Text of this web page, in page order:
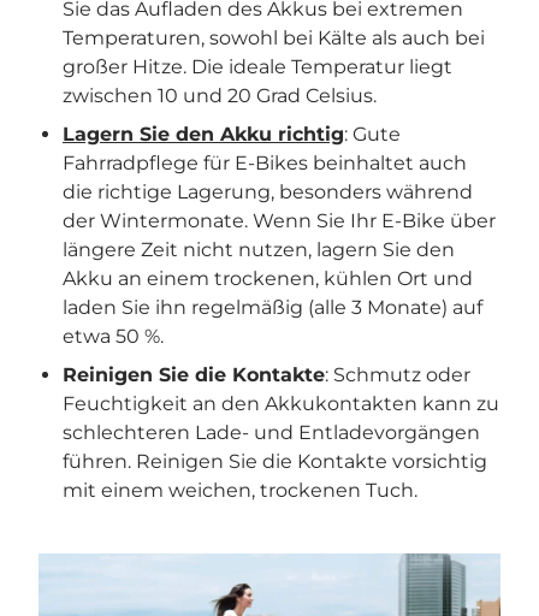
Sie das Aufladen des Akkus bei extremen
Temperaturen, sowohl bei Kälte als auch bei
großer Hitze. Die ideale Temperatur liegt
zwischen 10 und 20 Grad Celsius.
Lagern Sie den Akku richtig: Gute
Fahrradpflege für E-Bikes beinhaltet auch
die richtige Lagerung, besonders während
der Wintermonate. Wenn Sie Ihr E-Bike über
längere Zeit nicht nutzen, lagern Sie den
Akku an einem trockenen, kühlen Ort und
laden Sie ihn regelmäßig (alle 3 Monate) auf
etwa 50 %.
Reinigen Sie die Kontakte: Schmutz oder
Feuchtigkeit an den Akkukontakten kann zu
schlechteren Lade- und Entladevorgängen
führen. Reinigen Sie die Kontakte vorsichtig
mit einem weichen, trockenen Tuch.